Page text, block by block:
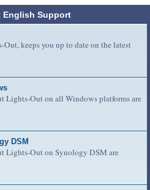
English Support
keeps you up to date on the latest
Lights-Out on all Windows platforms are
DSM
Lights-Out on Synology DSM are